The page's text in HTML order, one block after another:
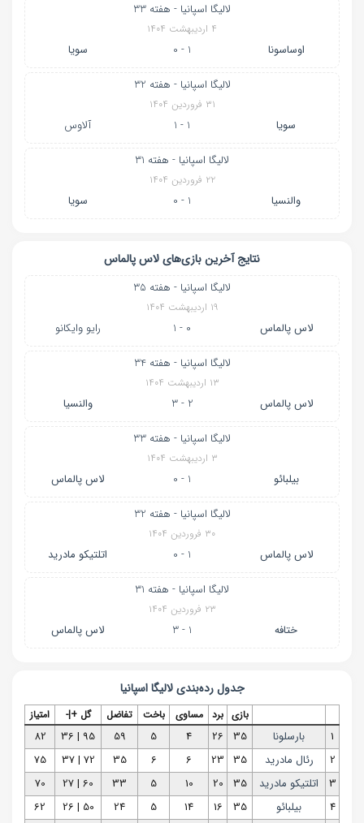
لالیگا اسپانیا - هفته 33
۴ اردیبهشت ۱۴۰۴
اوساسونا 1 - 0 سویا
لالیگا اسپانیا - هفته 32
۳۱ فروردین ۱۴۰۴
سویا 1 - 1 آلاوس
لالیگا اسپانیا - هفته 31
۲۲ فروردین ۱۴۰۴
والنسیا 1 - 0 سویا
نتایج آخرین بازی‌های لاس پالماس
لالیگا اسپانیا - هفته 35
۱۹ اردیبهشت ۱۴۰۴
لاس پالماس 0 - 1 رایو وایکانو
لالیگا اسپانیا - هفته 34
۱۳ اردیبهشت ۱۴۰۴
لاس پالماس 2 - 3 والنسیا
لالیگا اسپانیا - هفته 33
۳ اردیبهشت ۱۴۰۴
بیلبائو 1 - 0 لاس پالماس
لالیگا اسپانیا - هفته 32
۳۰ فروردین ۱۴۰۴
لاس پالماس 1 - 0 اتلتیکو مادرید
لالیگا اسپانیا - هفته 31
۲۳ فروردین ۱۴۰۴
ختافه 1 - 3 لاس پالماس
جدول رده‌بندیلالیگا اسپانیا
بازی برد مساوی باخت تفاضل گل +|- امتیاز
1 بارسلونا 35
26
4
5
59
95 | 36
82
2
رئال مادرید 35
23
6
6
35
72 | 37
75
3
اتلتیکو مادرید 35
20
10
5
33
60 | 27
70
4
بیلبائو 35
16
14
5
24
50 | 26
62